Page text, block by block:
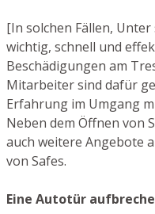
[In solchen Fällen,
wichtig, schnell und
Beschädigungen am
Mitarbeiter sind dafür
Erfahrung im Umgang
Neben dem Öffnen von
auch weitere Angebote
von Safes.
Eine Autotür